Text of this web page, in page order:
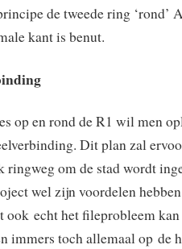
de tweede ring ‘rond’
kant is benut.
op en rond de R1 wil men
Dit plan zal
ringweg om de stad wordt
wel zijn voordelen
echt het fileprobleem kan
immers toch allemaal op de